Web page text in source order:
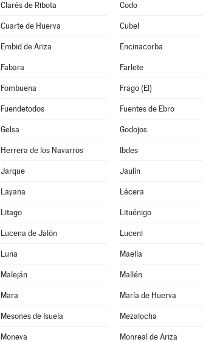
Clarés de Ribota Codo
Cuarte de Huerva Cubel
Embid de Ariza Encinacorba
Fabara Farlete
Fombuena Frago (El)
Fuendetodos Fuentes de Ebro
Gelsa Godojos
Herrera de los Navarros Ibdes
Jarque Jaulín
Layana Lécera
Litago Lituénigo
Lucena de Jalón Luceni
Luna Maella
Maleján Mallén
Mara María de Huerva
Mesones de Isuela Mezalocha
Moneva Monreal de Ariza